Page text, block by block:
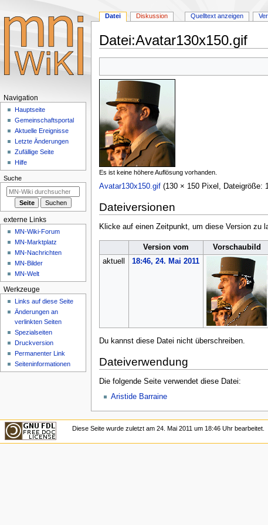
Datei:Avatar130x150.gif
springen
springen
Es ist keine höhere Auflösung vorhanden.
Avatar130x150.gif‎ (130 × 150 Pixel, Dateigröße:
Dateiversionen
Klicke auf einen Zeitpunkt, um diese Version zu
Version vom Vorschaubild
aktuell
18:46, 24. Mai 2011
Du kannst diese Datei nicht überschreiben.
Dateiverwendung
Die folgende Seite verwendet diese Datei:
Aristide Barraine
Navigationsmenü
Datei Diskussion Quelltext anzeigen
Navigation
Hauptseite
Gemeinschafts­portal
Aktuelle Ereignisse
Letzte Änderungen
Zufällige Seite
Hilfe
Suche
externe Links
MN-Wiki-Forum
MN-Marktplatz
MN-Nachrichten
MN-Bilder
MN-Welt
Werkzeuge
Links auf diese Seite
Änderungen an
verlinkten Seiten
Spezialseiten
Druckversion
Permanenter Link
Seiten­­informationen
Diese Seite wurde zuletzt am 24. Mai 2011 um 18:46 Uhr bearbeitet.